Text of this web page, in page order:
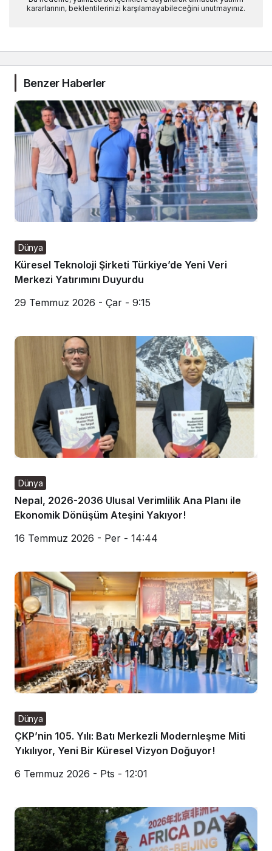
kararlarının, beklentilerinizi karşılamayabileceğini unutmayınız.
Benzer Haberler
Dünya
Küresel Teknoloji Şirketi Türkiye’de Yeni Veri
Merkezi Yatırımını Duyurdu
29 Temmuz 2026 - Çar - 9:15
Dünya
Nepal, 2026-2036 Ulusal Verimlilik Ana Planı ile
Ekonomik Dönüşüm Ateşini Yakıyor!
16 Temmuz 2026 - Per - 14:44
Dünya
ÇKP’nin 105. Yılı: Batı Merkezli Modernleşme Miti
Yıkılıyor, Yeni Bir Küresel Vizyon Doğuyor!
6 Temmuz 2026 - Pts - 12:01